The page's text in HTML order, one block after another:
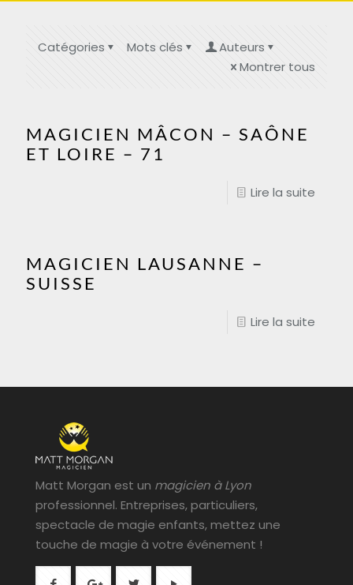
Catégories Mots clés
Auteurs
Montrer tous
MAGICIEN MÂCON – SAÔNE
ET LOIRE – 71
Lire la suite
MAGICIEN LAUSANNE –
SUISSE
Lire la suite
Matt Morgan est un magicien à Lyon
professionnel. Entreprises, particuliers,
spectacle de magie enfants, mettez une
touche de magie à votre événement !